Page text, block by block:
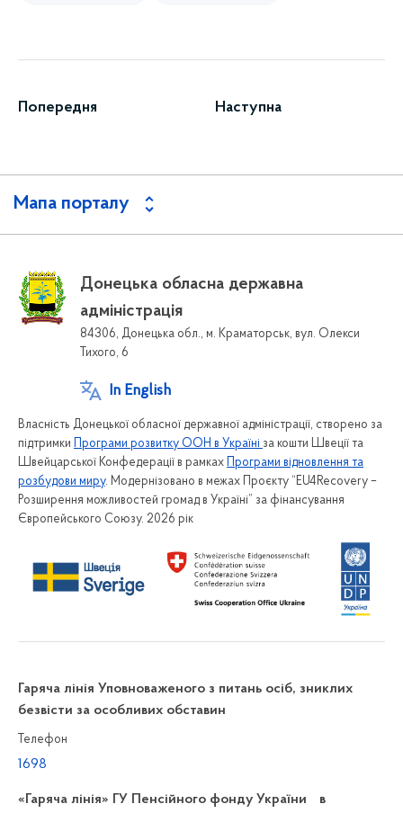
Попередня Наступна
Мапа порталу
Донецька обласна державна
адміністрація
84306, Донецька обл., м. Краматорськ, вул. Олекси
Тихого, 6
In English
Власність Донецької обласної державної адміністрації, створено за
підтримки Програми розвитку ООН в Україні за кошти Швеції та
Швейцарської Конфедерації в рамках Програми відновлення та
розбудови миру. Модернізовано в межах Проєкту “EU4Recovery –
Розширення можливостей громад в Україні” за фінансування
Європейського Союзу. 2026 рік
Гаряча лінія Уповноваженого з питань осіб, зниклих
безвісти за особливих обставин
Телефон
1698
«Гаряча лінія» ГУ Пенсійного фонду України в